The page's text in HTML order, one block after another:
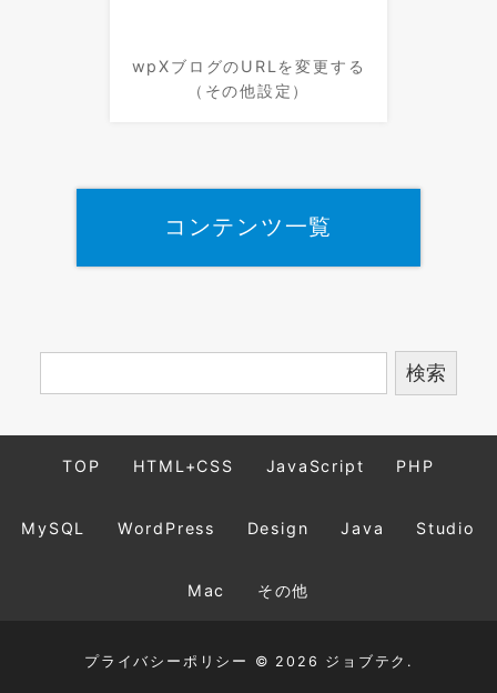
wpXブログのURLを変更する
（その他設定）
コンテンツ一覧
TOP HTML+CSS JavaScript PHP
MySQL WordPress Design Java Studio
Mac その他
プライバシーポリシー © 2026 ジョブテク.